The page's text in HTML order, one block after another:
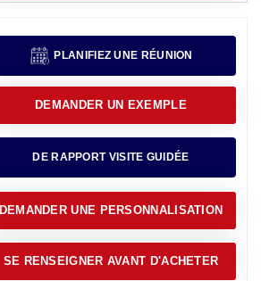
PLANIFIEZ UNE RÉUNION
DEMANDER UN EXEMPLE
DE RAPPORT VISITE GUIDÉE
DEMANDER UNE PERSONNALISATION
SE RENSEIGNER AVANT D'ACHETER